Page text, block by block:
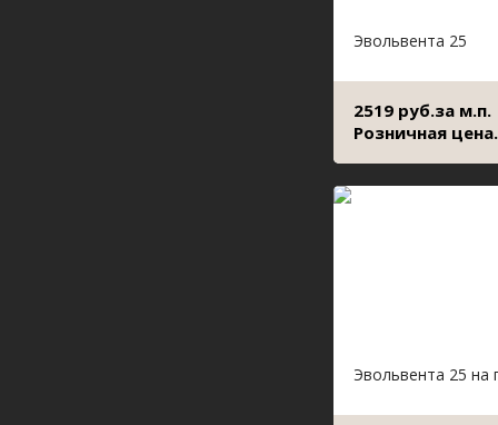
Эвольвента 25
2519 руб.за м.п.
Розничная цена.
Эвольвента 25 на